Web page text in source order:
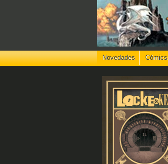
Novedades Cómics